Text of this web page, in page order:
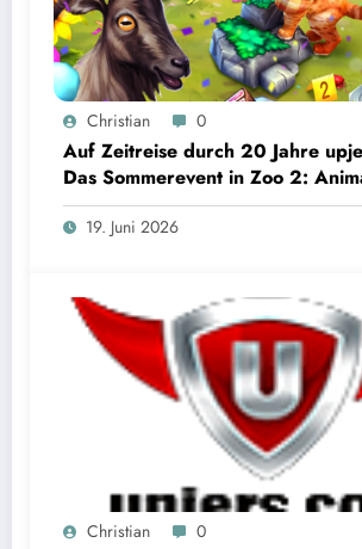
Christian 0
Auf Zeitreise durch 20 Jahre
Das Sommerevent in Zoo 2:
19. Juni 2026
Christian 0